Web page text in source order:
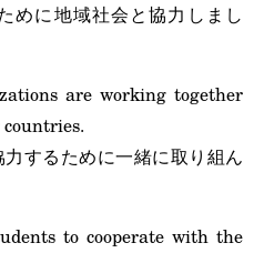
めに地域社会と協力しまし
are working together
力するために一緒に取り組ん
to cooperate with the